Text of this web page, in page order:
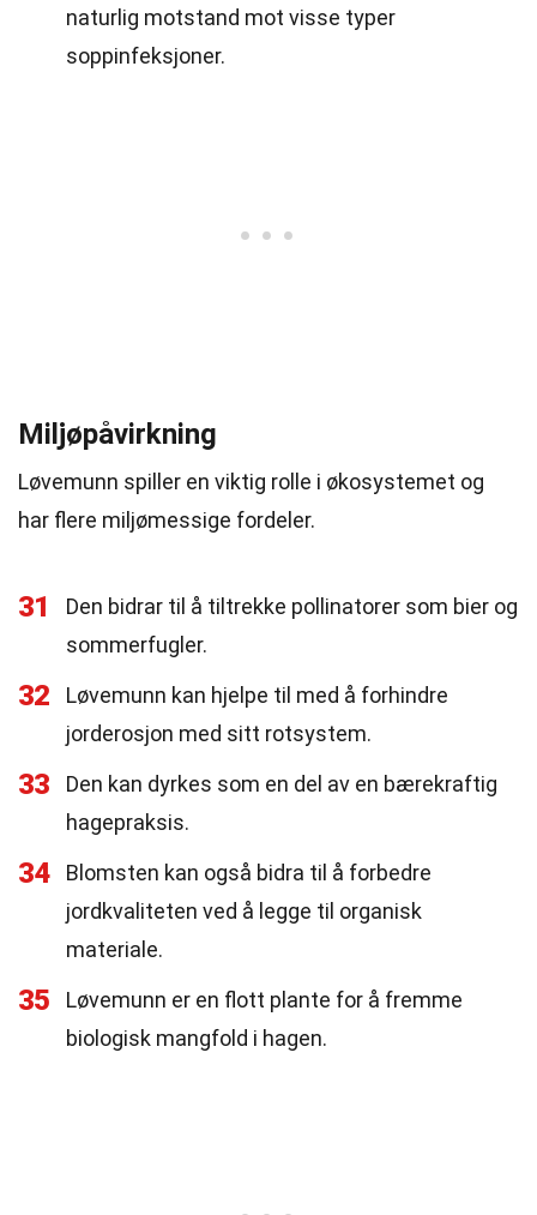
naturlig motstand mot visse typer
soppinfeksjoner.
Miljøpåvirkning
Løvemunn spiller en viktig rolle i økosystemet og
har flere miljømessige fordeler.
31
Den bidrar til å tiltrekke pollinatorer som bier og
sommerfugler.
32
Løvemunn kan hjelpe til med å forhindre
jorderosjon med sitt rotsystem.
33
Den kan dyrkes som en del av en bærekraftig
hagepraksis.
34
Blomsten kan også bidra til å forbedre
jordkvaliteten ved å legge til organisk
materiale.
35
Løvemunn er en flott plante for å fremme
biologisk mangfold i hagen.